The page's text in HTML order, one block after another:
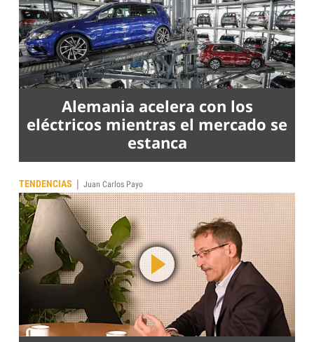
Alemania acelera con los
eléctricos mientras el mercado se
estanca
TENDENCIAS | Juan Carlos Payo